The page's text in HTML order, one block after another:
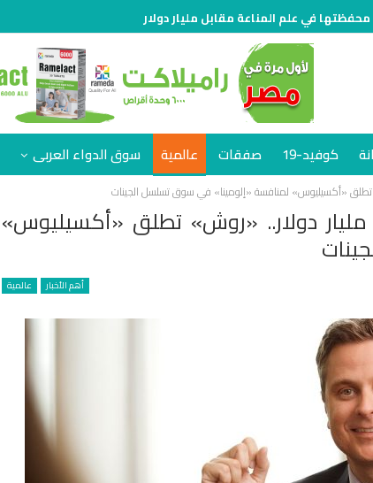
في علم المناعة مقابل مليار دولار
كوفيد-19 صفقات عالمية سوق الدواء العربى
فشل صفقة استحواذ بقيمة 6.8 مليار دولار.. «روش» تطلق «أكسيليوس»
أهم الأخبار عالمية